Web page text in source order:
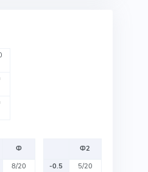
Ф
8/20
Ф2
-0.5
5/20